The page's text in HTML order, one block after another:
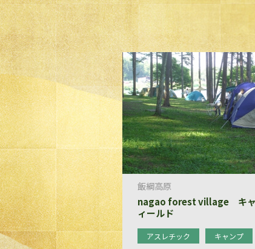
飯綱高原
nagao forest village キャ
ィールド
アスレチック キャンプ